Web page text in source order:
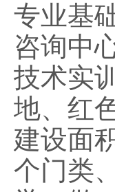
专业基
咨询中
技术实
地、红
建设面
个门类